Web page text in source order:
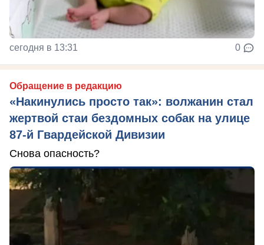
сегодня в 13:31 0
Обращение в редакцию
«Накинулись просто так»: волжанин стал
жертвой стаи бездомных собак на улице
87-й Гвардейской Дивизии
Снова опасность?